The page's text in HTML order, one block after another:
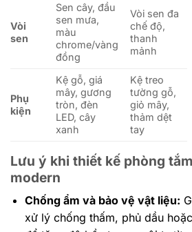
Vòi
sen
Sen cây, đầu
sen mưa,
màu
chrome/vàng
đồng
Vòi sen đa
chế độ,
thanh
mảnh
Phụ
kiện
Kệ gỗ, giá
mây, gương
tròn, đèn
LED, cây
xanh
Kệ treo
tường gỗ,
giỏ mây,
thảm dệt
tay
Lưu ý khi thiết kế phòng
modern
Chống ẩm và bảo vệ vật liệu:
xử lý chống thấm, phủ dầu